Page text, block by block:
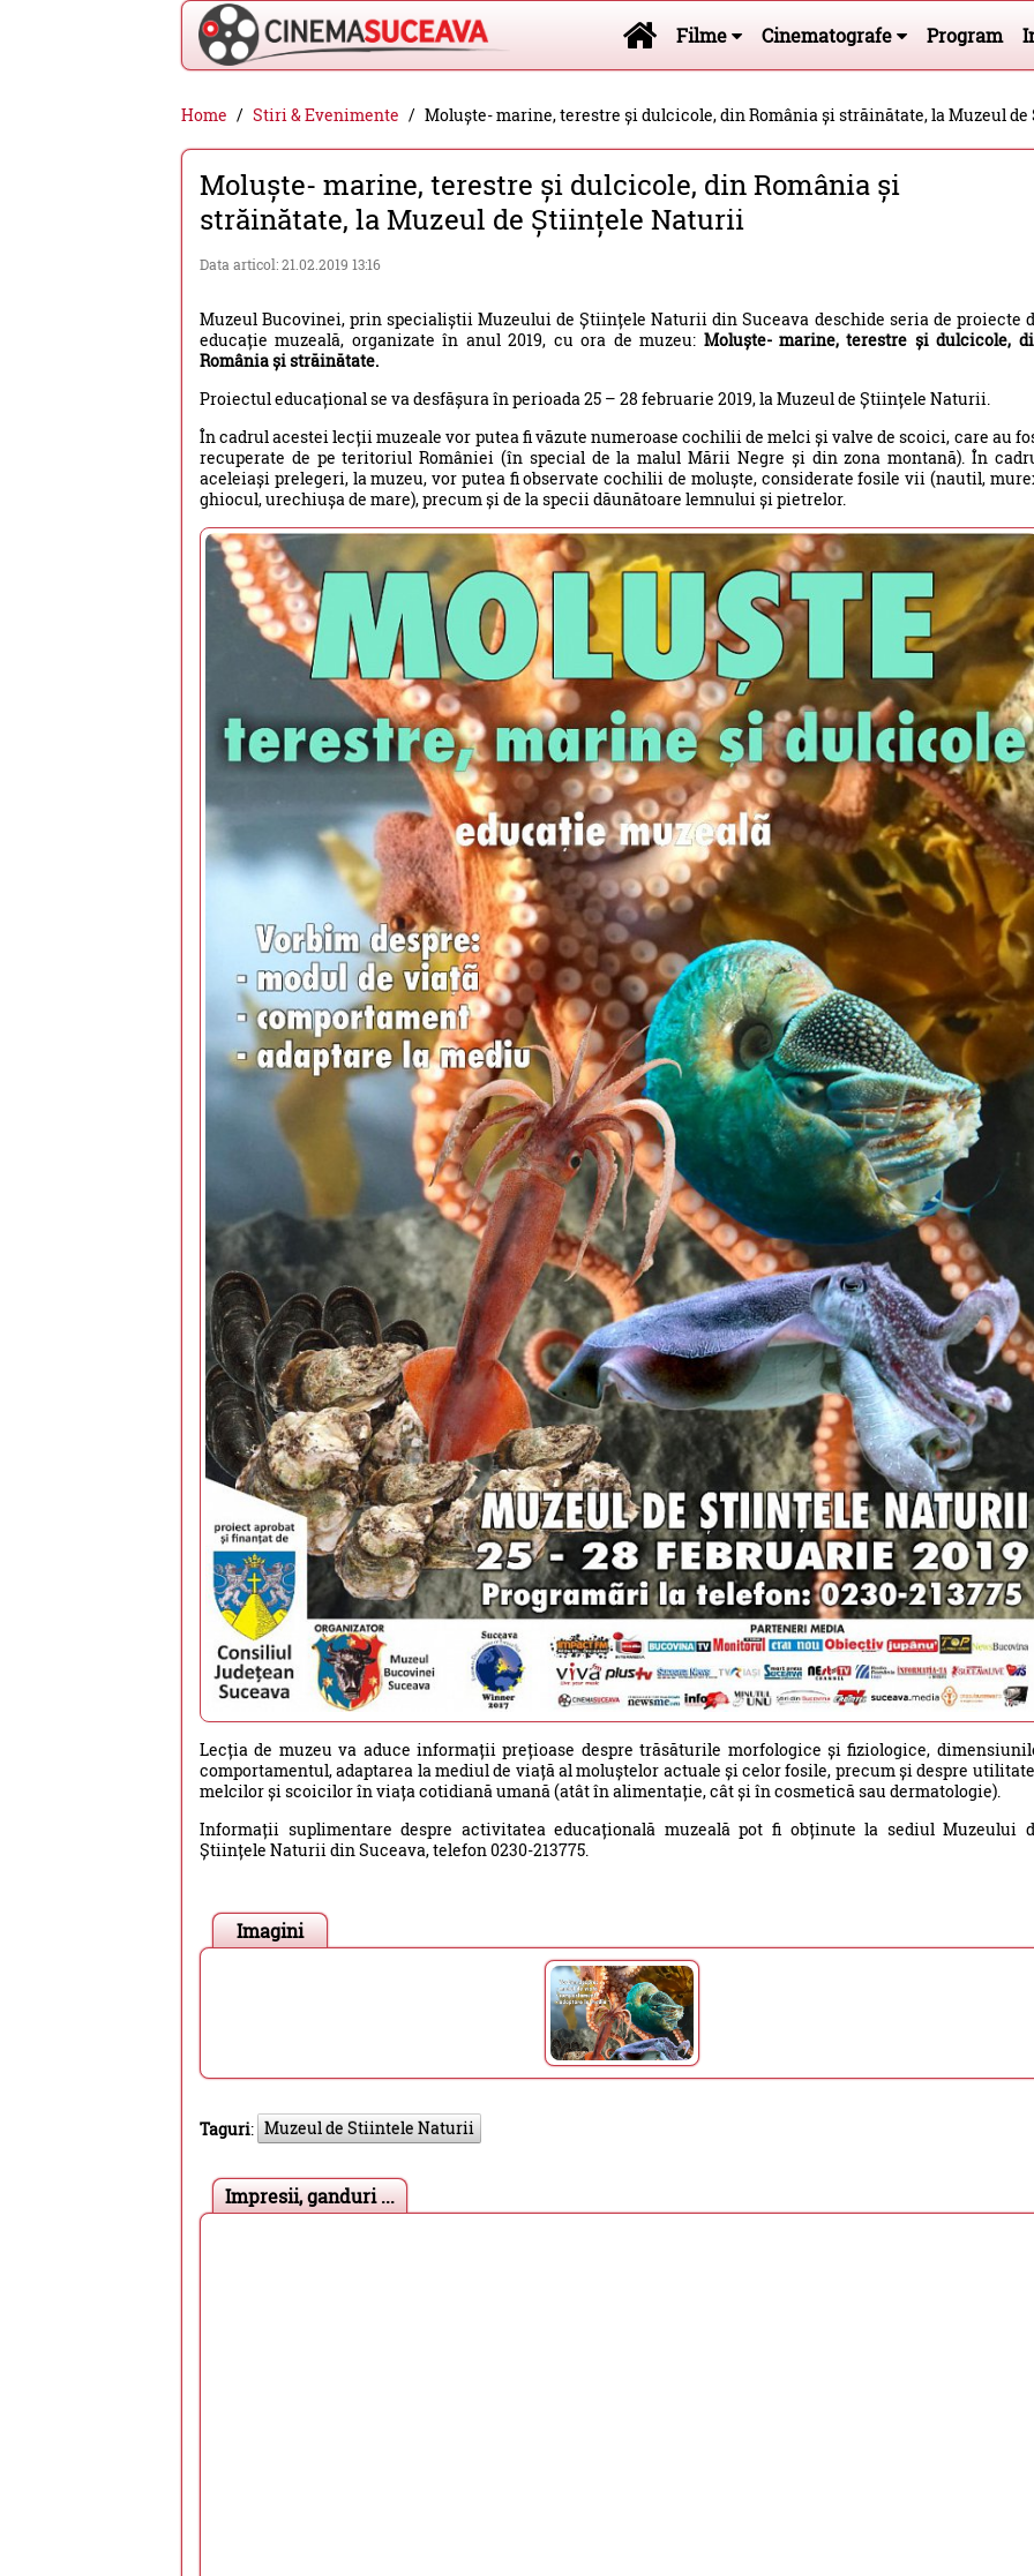
Cinema
Suceava
-
filme
cinema,
si
evenimente
din
Suceava
Filme Cinematografe Program
Home Stiri & Evenimente Moluște- marine, terestre și dulcicole, din România și străinătate, la Muzeul
Moluște- marine, terestre și dulcicole, din România și
străinătate, la Muzeul de Științele Naturii
Data articol: 21.02.2019 13:16
Muzeul Bucovinei, prin specialiștii Muzeului de Științele Naturii din Suceava deschide seria de proiecte
educație muzeală, organizate în anul 2019, cu ora de muzeu: Moluște- marine, terestre și dulcicole,
România și străinătate.
Proiectul educațional se va desfășura în perioada 25 – 28 februarie 2019, la Muzeul de Științele Naturii.
În cadrul acestei lecții muzeale vor putea fi văzute numeroase cochilii de melci și valve de scoici, care au
recuperate de pe teritoriul României (în special de la malul Mării Negre și din zona montană). În
aceleiași prelegeri, la muzeu, vor putea fi observate cochilii de moluște, considerate fosile vii (nautil,
ghiocul, urechiușa de mare), precum și de la specii dăunătoare lemnului și pietrelor.
Lecția de muzeu va aduce informații prețioase despre trăsăturile morfologice și fiziologice,
comportamentul, adaptarea la mediul de viață al moluștelor actuale și celor fosile, precum și despre
melcilor și scoicilor în viața cotidiană umană (atât în alimentație, cât și în cosmetică sau dermatologie).
Informații suplimentare despre activitatea educațională muzeală pot fi obținute la sediul Muzeului
Științele Naturii din Suceava, telefon 0230-213775.
Imagini
Taguri: Muzeul de Stiintele Naturii
Impresii, ganduri ...